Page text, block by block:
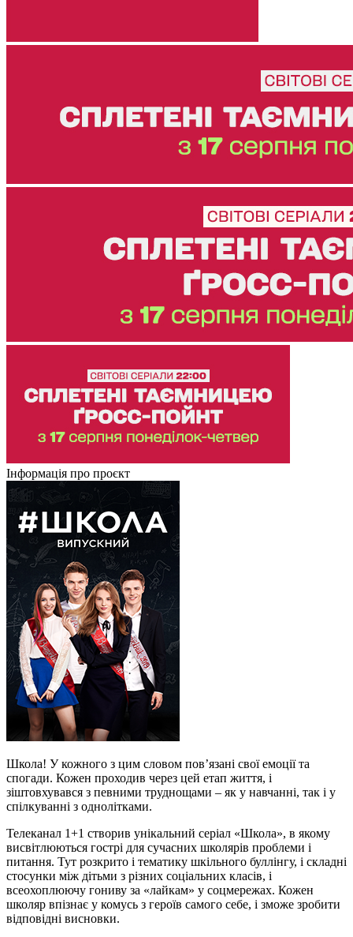
Інформація про проєкт
Школа! У кожного з цим словом пов’язані свої емоції та
спогади. Кожен проходив через цей етап життя, і
зіштовхувався з певними труднощами – як у навчанні, так і у
спілкуванні з однолітками.
Телеканал 1+1 створив унікальний серіал «Школа», в якому
висвітлюються гострі для сучасних школярів проблеми і
питання. Тут розкрито і тематику шкільного буллінгу, і складні
стосунки між дітьми з різних соціальних класів, і
всеохоплюючу гониву за «лайкам» у соцмережах. Кожен
школяр впізнає у комусь з героїв самого себе, і зможе зробити
відповідні висновки.